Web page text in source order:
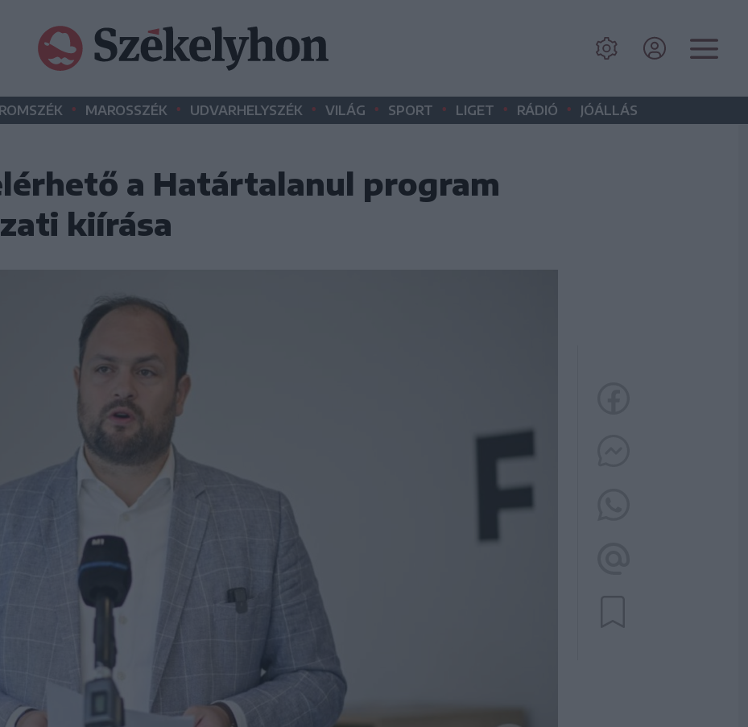
• MAROSSZÉK • UDVARHELYSZÉK • VILÁG • SPORT • LIGET • RÁDIÓ • JÓÁLLÁS
a Határtalanul program
kiírása